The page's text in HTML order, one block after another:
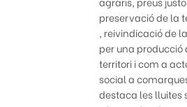
preservació de la
, reivindicació de
per una
territori i com a
social a
destaca les lluites